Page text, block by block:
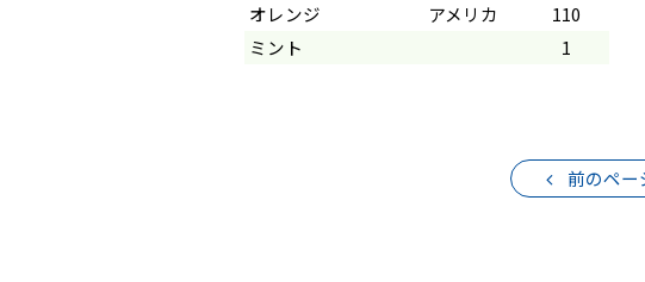
オレンジ アメリカ
110
ミント
1
前のペー